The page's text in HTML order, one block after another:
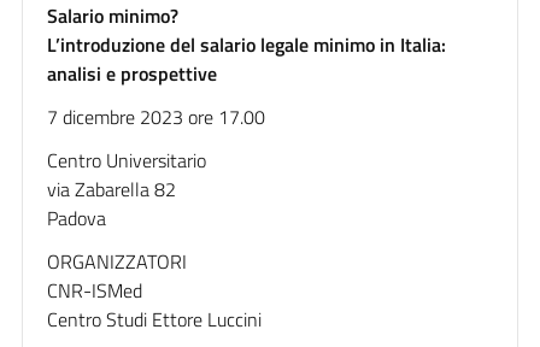
Salario minimo?
L’introduzione del salario legale minimo in Italia:
analisi e prospettive
7 dicembre 2023 ore 17.00
Centro Universitario
via Zabarella 82
Padova
ORGANIZZATORI
CNR-ISMed
Centro Studi Ettore Luccini